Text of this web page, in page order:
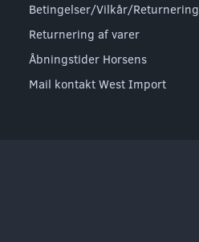
Betingelser/Vilkår/Returnering
Returnering af varer
Åbningstider Horsens
Mail kontakt West Import